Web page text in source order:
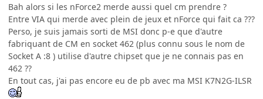
Bah alors si les nForce2 merde aussi quel cm prendre ?
Entre VIA qui merde avec plein de jeux et nForce qui fait ca ???
Perso, je suis jamais sorti de MSI donc p-e que d'autre
fabriquant de CM en socket 462 (plus connu sous le nom de
Socket A :8 ) utilise d'autre chipset que je ne connais pas en
462 ??
En tout cas, j'ai pas encore eu de pb avec ma MSI K7N2G-ILSR